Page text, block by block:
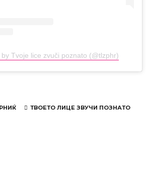
Tvoje lice zvuči poznato (@tlzphr)
ТВОЕТО ЛИЦЕ ЗВУЧИ ПОЗНАТО